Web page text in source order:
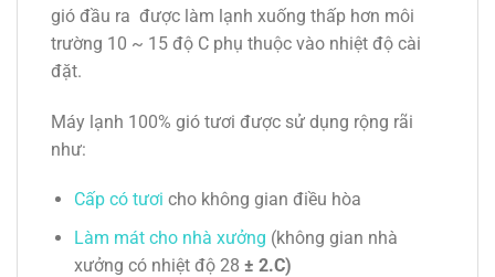
gió đầu ra được làm lạnh xuống thấp hơn môi
trường 10 ~ 15 độ C phụ thuộc vào nhiệt độ cài
đặt.
Máy lạnh 100% gió tươi được sử dụng rộng rãi
như:
Cấp có tươi cho không gian điều hòa
Làm mát cho nhà xưởng (không gian nhà
xưởng có nhiệt độ 28 ± 2.C)